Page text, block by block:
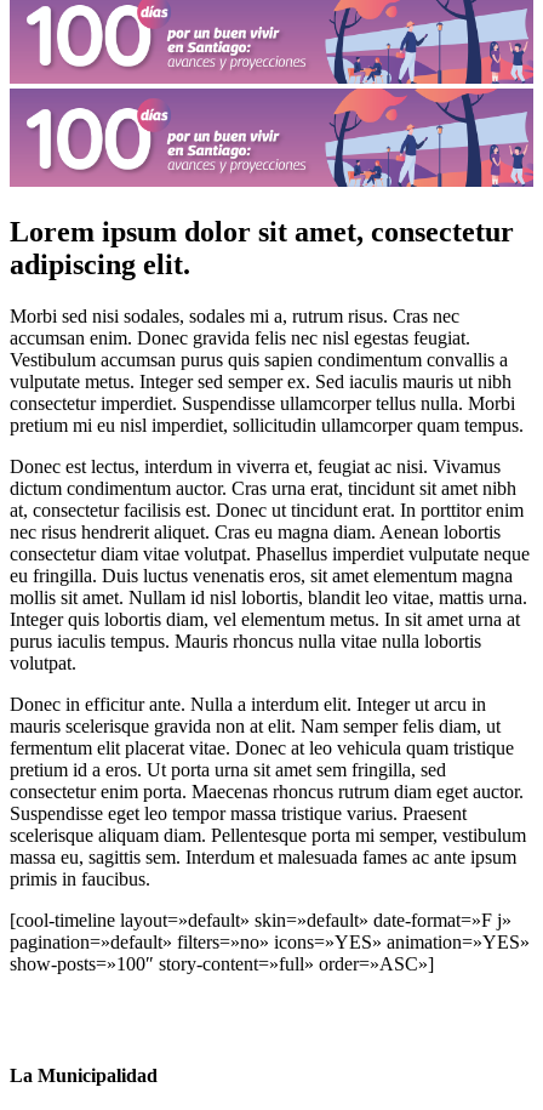
Lorem ipsum dolor sit amet, consectetur
adipiscing elit.
Morbi sed nisi sodales, sodales mi a, rutrum risus. Cras nec
accumsan enim. Donec gravida felis nec nisl egestas feugiat.
Vestibulum accumsan purus quis sapien condimentum convallis a
vulputate metus. Integer sed semper ex. Sed iaculis mauris ut nibh
consectetur imperdiet. Suspendisse ullamcorper tellus nulla. Morbi
pretium mi eu nisl imperdiet, sollicitudin ullamcorper quam tempus.
Donec est lectus, interdum in viverra et, feugiat ac nisi. Vivamus
dictum condimentum auctor. Cras urna erat, tincidunt sit amet nibh
at, consectetur facilisis est. Donec ut tincidunt erat. In porttitor enim
nec risus hendrerit aliquet. Cras eu magna diam. Aenean lobortis
consectetur diam vitae volutpat. Phasellus imperdiet vulputate neque
eu fringilla. Duis luctus venenatis eros, sit amet elementum magna
mollis sit amet. Nullam id nisl lobortis, blandit leo vitae, mattis urna.
Integer quis lobortis diam, vel elementum metus. In sit amet urna at
purus iaculis tempus. Mauris rhoncus nulla vitae nulla lobortis
volutpat.
Donec in efficitur ante. Nulla a interdum elit. Integer ut arcu in
mauris scelerisque gravida non at elit. Nam semper felis diam, ut
fermentum elit placerat vitae. Donec at leo vehicula quam tristique
pretium id a eros. Ut porta urna sit amet sem fringilla, sed
consectetur enim porta. Maecenas rhoncus rutrum diam eget auctor.
Suspendisse eget leo tempor massa tristique varius. Praesent
scelerisque aliquam diam. Pellentesque porta mi semper, vestibulum
massa eu, sagittis sem. Interdum et malesuada fames ac ante ipsum
primis in faucibus.
[cool-timeline layout=»default» skin=»default» date-format=»F j»
pagination=»default» filters=»no» icons=»YES» animation=»YES»
show-posts=»100″ story-content=»full» order=»ASC»]
La Municipalidad